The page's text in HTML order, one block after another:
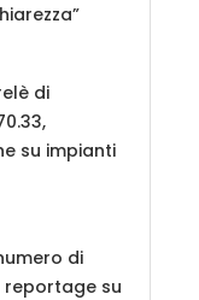
di
su impianti
di
su